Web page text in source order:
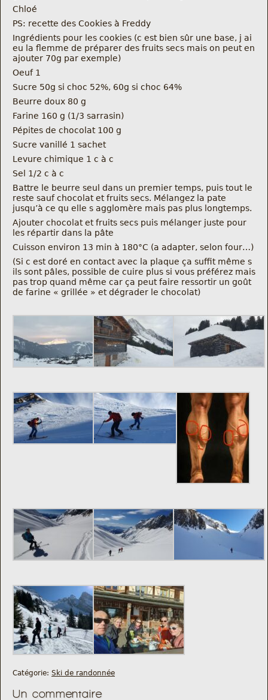
Chloé
PS: recette des Cookies à Freddy
Ingrédients pour les cookies (c est bien sûr une base, j ai
eu la flemme de préparer des fruits secs mais on peut en
ajouter 70g par exemple)
Oeuf 1
Sucre 50g si choc 52%, 60g si choc 64%
Beurre doux 80 g
Farine 160 g (1/3 sarrasin)
Pépites de chocolat 100 g
Sucre vanillé 1 sachet
Levure chimique 1 c à c
Sel 1/2 c à c
Battre le beurre seul dans un premier temps, puis tout le
reste sauf chocolat et fruits secs. Mélangez la pate
jusqu’à ce qu elle s agglomère mais pas plus longtemps.
Ajouter chocolat et fruits secs puis mélanger juste pour
les répartir dans la pâte
Cuisson environ 13 min à 180°C (a adapter, selon four…)
(Si c est doré en contact avec la plaque ça suffit même s
ils sont pâles, possible de cuire plus si vous préférez mais
pas trop quand même car ça peut faire ressortir un goût
de farine « grillée » et dégrader le chocolat)
Catégorie: Ski de randonnée
Un commentaire